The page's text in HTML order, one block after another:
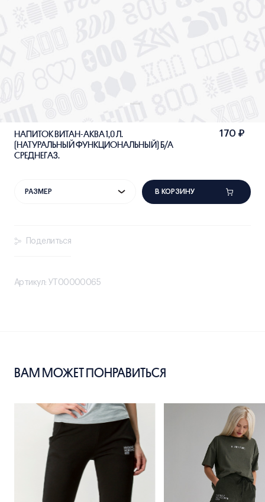
НАПИТОК ВИТАН-АКВА 1,0 Л.
(НАТУРАЛЬНЫЙ ФУНКЦИОНАЛЬНЫЙ) Б/А
СРЕДНЕГАЗ.
170 ₽
РАЗМЕР В КОРЗИНУ
Поделиться
Артикул: УТ00000065
ВАМ МОЖЕТ ПОНРАВИТЬСЯ